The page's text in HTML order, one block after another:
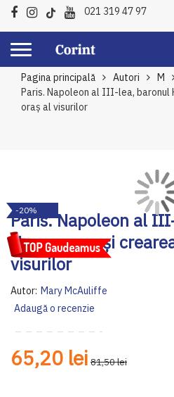
021 319 47 97
Pagina principală Autori M
Paris. Napoleon al III-lea, baronul
oraș al visurilor
Paris. Napoleon al
Haussmann și
visurilor
Autor: Mary McAuliffe
Adaugă o recenzie
65,20 lei 81,50 lei
to
the
end
of
the
images
gallery
-20%